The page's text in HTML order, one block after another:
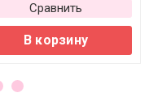
Сравнить
В корзину